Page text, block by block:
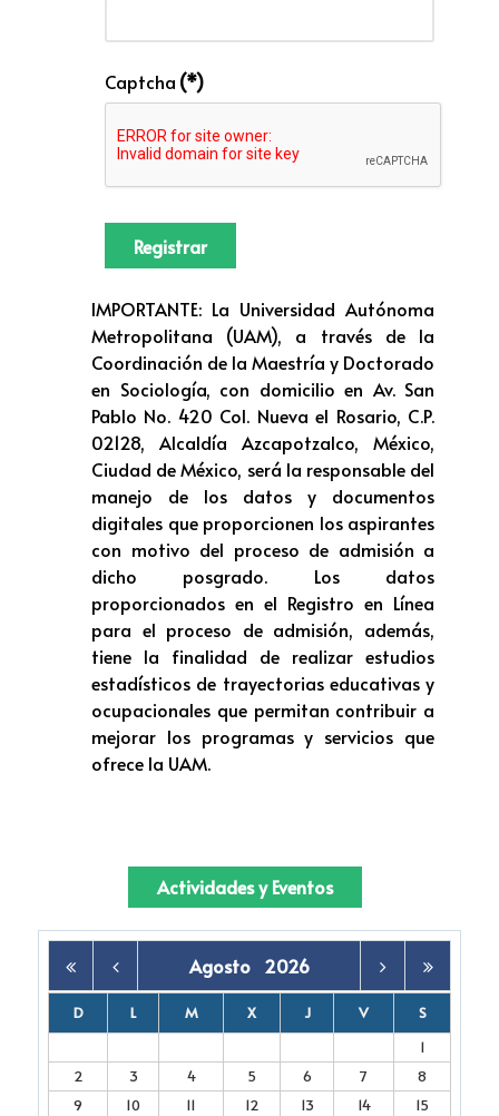
Captcha (*)
Registrar
IMPORTANTE: La Universidad Autónoma
Metropolitana (UAM), a través de la
Coordinación de la Maestría y Doctorado
en Sociología, con domicilio en Av. San
Pablo No. 420 Col. Nueva el Rosario, C.P.
02128, Alcaldía Azcapotzalco, México,
Ciudad de México, será la responsable del
manejo de los datos y documentos
digitales que proporcionen los aspirantes
con motivo del proceso de admisión a
dicho posgrado. Los datos
proporcionados en el Registro en Línea
para el proceso de admisión, además,
tiene la finalidad de realizar estudios
estadísticos de trayectorias educativas y
ocupacionales que permitan contribuir a
mejorar los programas y servicios que
ofrece la UAM.
Actividades y Eventos
Agosto 2026
D L M X J V
S
1
2
3 4 5 6 7
8
9
10 11 12 13 14
15